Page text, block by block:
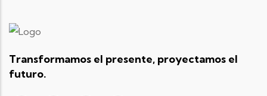
Transformamos el presente, proyectamos el
futuro.